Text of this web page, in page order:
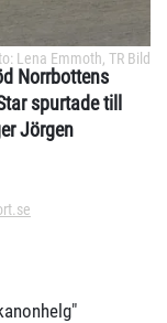
Lena Emmoth, TR Bild
Norrbottens
spurtade till
Jörgen